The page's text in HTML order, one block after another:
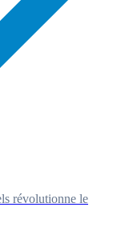
révolutionne le